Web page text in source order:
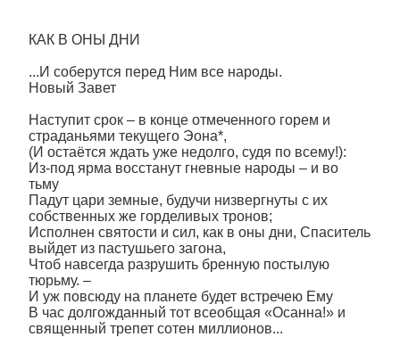
КАК В ОНЫ ДНИ
...И соберутся перед Ним все народы.
Новый Завет
Наступит срок – в конце отмеченного горем и
страданьями текущего Эона*,
(И остаётся ждать уже недолго, судя по всему!):
Из-под ярма восстанут гневные народы – и во
тьму
Падут цари земные, будучи низвергнуты с их
собственных же горделивых тронов;
Исполнен святости и сил, как в оны дни, Спаситель
выйдет из пастушьего загона,
Чтоб навсегда разрушить бренную постылую
тюрьму. –
И уж повсюду на планете будет встречею Ему
В час долгожданный тот всеобщая «Осанна!» и
священный трепет сотен миллионов...